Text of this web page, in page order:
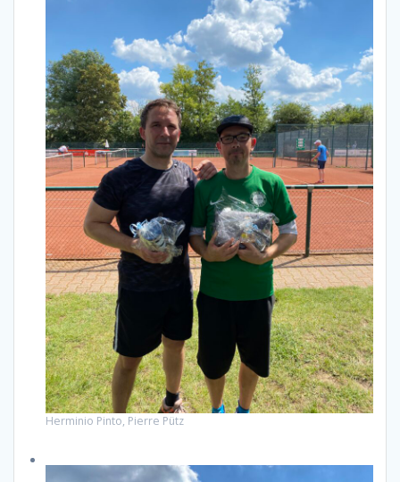
Herminio Pinto, Pierre Pütz